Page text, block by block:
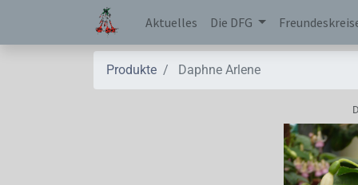
Aktuelles Die DFG
Produkte Daphne Arlene